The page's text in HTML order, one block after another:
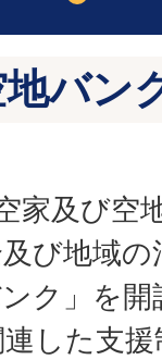
バン
家及び空
び地域
ンク」を
した支